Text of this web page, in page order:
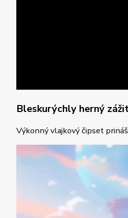
Bleskurýchly herný
Výkonný vlajkový čipset